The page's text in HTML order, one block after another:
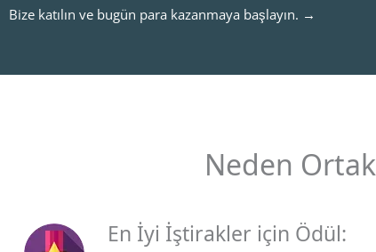
Bize katılın ve bugün para kazanmaya başlayın. →
Neden
En İyi İştirakler için Ödül: